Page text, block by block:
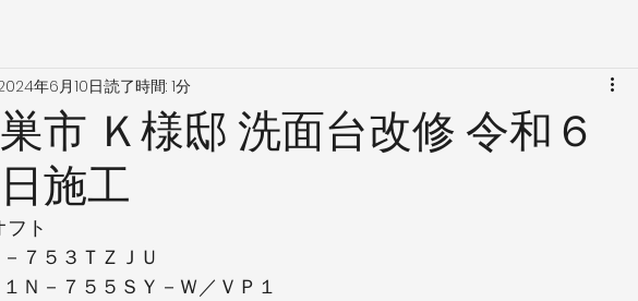
市 Ｋ様邸 洗面台改修 令和６
施工
年6月10日読了時間: 1分
ト
７５３ＴＺＪＵ
Ｎ－７５５ＳＹ－Ｗ／ＶＰ１